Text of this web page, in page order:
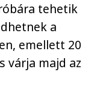
tehetik
a
emellett 20
várja majd az